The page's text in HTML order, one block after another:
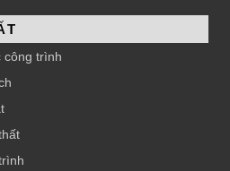
công trình